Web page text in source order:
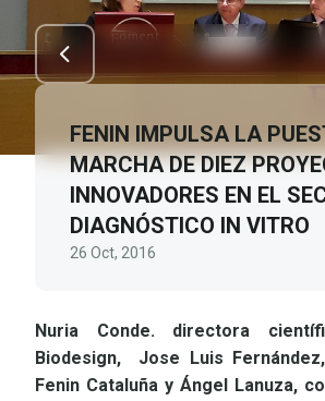
FENIN IMPULSA LA
MARCHA DE DIEZ
INNOVADORES EN EL
DIAGNÓSTICO IN VITRO
26 Oct, 2016
Nuria Conde. directora
Biodesign, Jose Luis
Fenin Cataluña y Ángel Lanuza,